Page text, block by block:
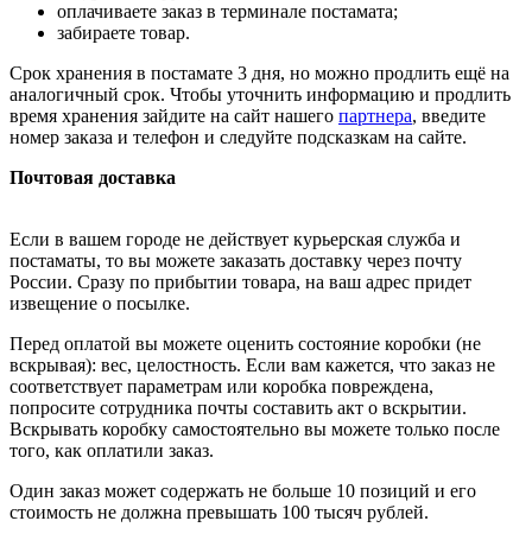
оплачиваете заказ в терминале постамата;
забираете товар.
Срок хранения в постамате 3 дня, но можно продлить ещё на
аналогичный срок. Чтобы уточнить информацию и продлить
время хранения зайдите на сайт нашего партнера, введите
номер заказа и телефон и следуйте подсказкам на сайте.
Почтовая доставка
Если в вашем городе не действует курьерская служба и
постаматы, то вы можете заказать доставку через почту
России. Сразу по прибытии товара, на ваш адрес придет
извещение о посылке.
Перед оплатой вы можете оценить состояние коробки (не
вскрывая): вес, целостность. Если вам кажется, что заказ не
соответствует параметрам или коробка повреждена,
попросите сотрудника почты составить акт о вскрытии.
Вскрывать коробку самостоятельно вы можете только после
того, как оплатили заказ.
Один заказ может содержать не больше 10 позиций и его
стоимость не должна превышать 100 тысяч рублей.